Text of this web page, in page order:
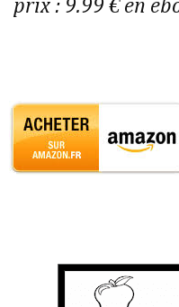
prix : 9.99 € en